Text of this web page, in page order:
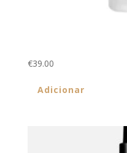
€39.00
Adicionar